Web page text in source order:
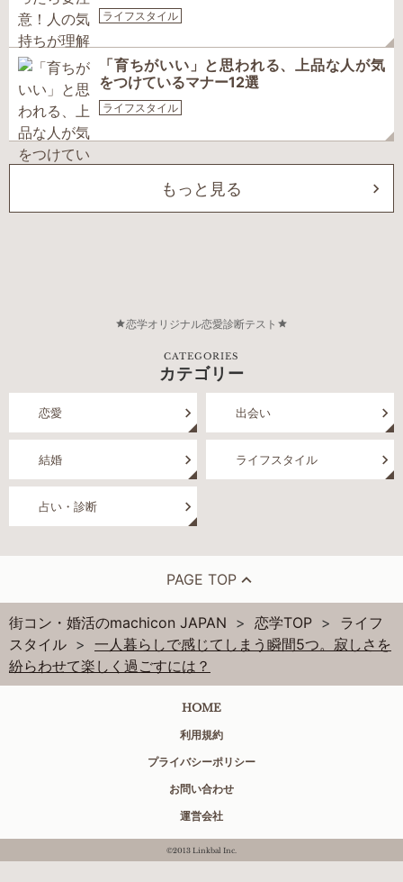
ライフスタイル
「育ちがいい」と思われる、上品な人が気
をつけているマナー12選
ライフスタイル
もっと見る
恋学オリジナル恋愛診断テスト
CATEGORIES
カテゴリー
恋愛 出会い
結婚 ライフスタイル
占い・診断
PAGE TOP
街コン・婚活のmachicon JAPAN 恋学TOP
ライフ
スタイル
一人暮らしで感じてしまう瞬間5つ。寂しさを
紛らわせて楽しく過ごすには？
HOME
利用規約
プライバシーポリシー
お問い合わせ
運営会社
©2013 Linkbal Inc.